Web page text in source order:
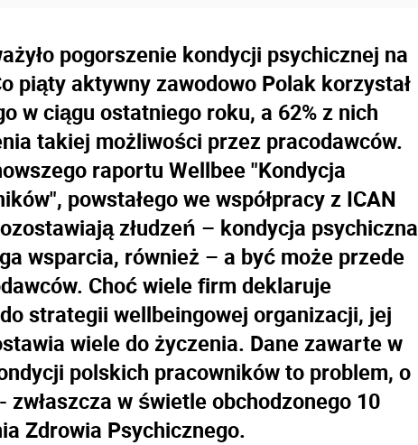
pogorszenie kondycji psychicznej na
piąty aktywny zawodowo Polak korzystał
w ciągu ostatniego roku, a 62% z nich
takiej możliwości przez pracodawców.
raportu Wellbee "Kondycja
, powstałego we współpracy z ICAN
złudzeń – kondycja psychiczna
wsparcia, również – a być może przede
Choć wiele firm deklaruje
strategii wellbeingowej organizacji, jej
wiele do życzenia. Dane zawarte w
polskich pracowników to problem, o
w świetle obchodzonego 10
Zdrowia Psychicznego.